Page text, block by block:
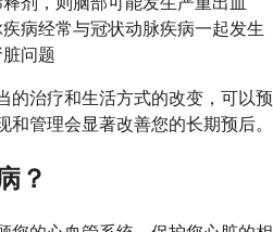
病经常与冠状动脉疾病一起发生
问题
的治疗和生活方式的改变，可以预
和管理会显著改善您的长期预后。
？